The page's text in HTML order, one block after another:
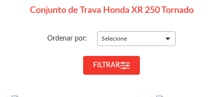
Conjunto de Trava Honda XR 250 Tornado
Ordenar por: Selecione
FILTRAR